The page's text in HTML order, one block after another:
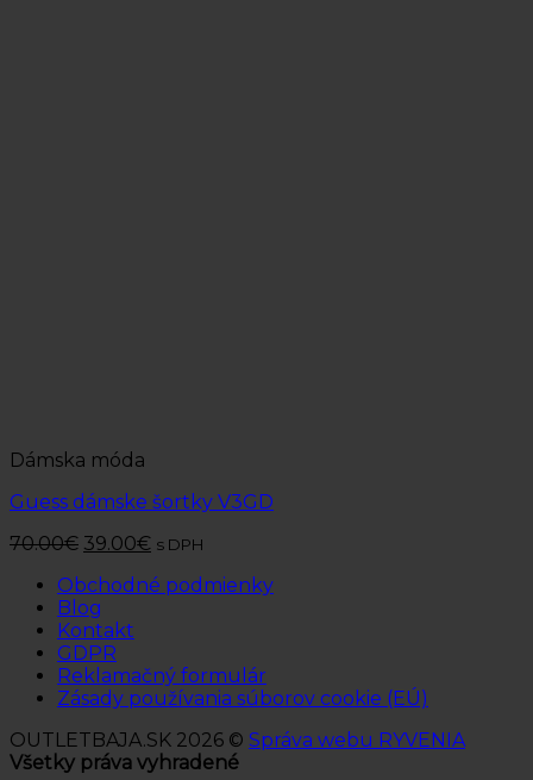
Dámska móda
Guess dámske šortky V3GD
70.00€ 39.00€ s DPH
Obchodné podmienky
Blog
Kontakt
GDPR
Reklamačný formulár
Zásady používania súborov cookie (EÚ)
OUTLETBAJA.SK 2026 © Správa webu RYVENIA
Všetky práva vyhradené